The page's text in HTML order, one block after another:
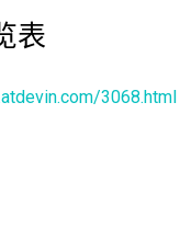
表
3068.html